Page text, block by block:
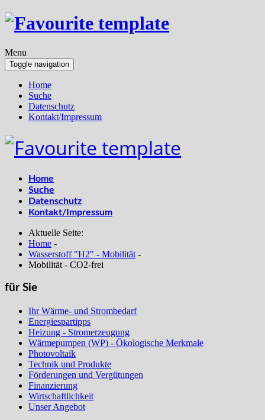
Menu
Toggle navigation
Home
Suche
Datenschutz
Kontakt/Impressum
Home
Suche
Datenschutz
Kontakt/Impressum
Aktuelle Seite:
Home -
Wasserstoff "H2" - Mobilität -
Mobilität - CO2-frei
für Sie
Ihr Wärme- und Strombedarf
Energiespartipps
Heizung - Stromerzeugung
Wärmepumpen (WP) - Ökologische Merkmale
Photovoltaik
Technik und Produkte
Förderungen und Vergütungen
Finanzierung
Wirtschaftlichkeit
Unser Angebot